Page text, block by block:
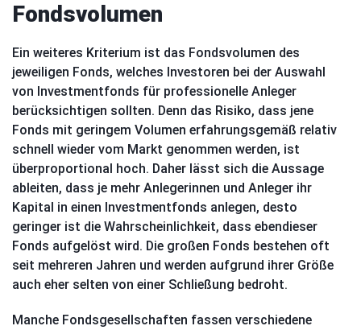
Fondsvolumen
Ein weiteres Kriterium ist das Fondsvolumen des
jeweiligen Fonds, welches Investoren bei der Auswahl
von Investmentfonds für professionelle Anleger
berücksichtigen sollten. Denn das Risiko, dass jene
Fonds mit geringem Volumen erfahrungsgemäß relativ
schnell wieder vom Markt genommen werden, ist
überproportional hoch. Daher lässt sich die Aussage
ableiten, dass je mehr Anlegerinnen und Anleger ihr
Kapital in einen Investmentfonds anlegen, desto
geringer ist die Wahrscheinlichkeit, dass ebendieser
Fonds aufgelöst wird. Die großen Fonds bestehen oft
seit mehreren Jahren und werden aufgrund ihrer Größe
auch eher selten von einer Schließung bedroht.
Manche Fondsgesellschaften fassen verschiedene